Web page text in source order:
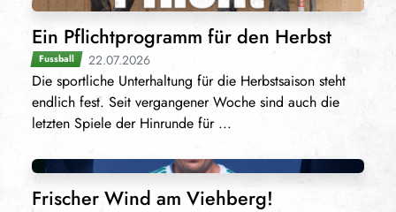
Ein Pflichtprogramm für den Herbst
Fussball 22.07.2026
Die sportliche Unterhaltung für die Herbstsaison steht
endlich fest. Seit vergangener Woche sind auch die
letzten Spiele der Hinrunde für ...
Frischer Wind am Viehberg!